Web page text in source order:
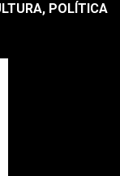
POLÍTICA